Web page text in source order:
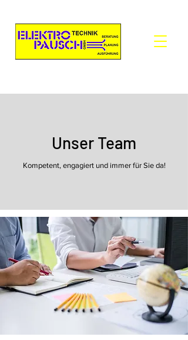
Unser Team
Kompetent, engagiert und immer für Sie da!